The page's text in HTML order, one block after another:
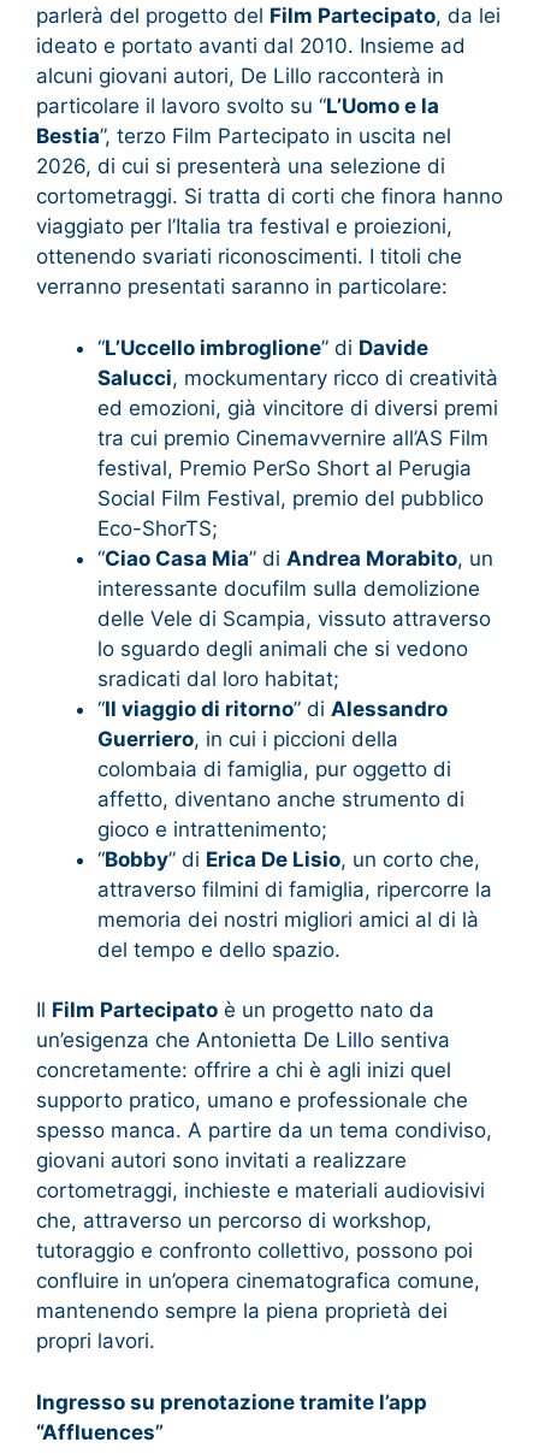
parlerà del progetto del Film Partecipato, da lei
ideato e portato avanti dal 2010. Insieme ad
alcuni giovani autori, De Lillo racconterà in
particolare il lavoro svolto su “L’Uomo e la
Bestia”, terzo Film Partecipato in uscita nel
2026, di cui si presenterà una selezione di
cortometraggi. Si tratta di corti che finora hanno
viaggiato per l’Italia tra festival e proiezioni,
ottenendo svariati riconoscimenti. I titoli che
verranno presentati saranno in particolare:
“L’Uccello imbroglione” di Davide
Salucci, mockumentary ricco di creatività
ed emozioni, già vincitore di diversi premi
tra cui premio Cinemavvernire all’AS Film
festival, Premio PerSo Short al Perugia
Social Film Festival, premio del pubblico
Eco-ShorTS;
“Ciao Casa Mia” di Andrea Morabito, un
interessante docufilm sulla demolizione
delle Vele di Scampia, vissuto attraverso
lo sguardo degli animali che si vedono
sradicati dal loro habitat;
“Il viaggio di ritorno” di Alessandro
Guerriero, in cui i piccioni della
colombaia di famiglia, pur oggetto di
affetto, diventano anche strumento di
gioco e intrattenimento;
“Bobby” di Erica De Lisio, un corto che,
attraverso filmini di famiglia, ripercorre la
memoria dei nostri migliori amici al di là
del tempo e dello spazio.
Il Film Partecipato è un progetto nato da
un’esigenza che Antonietta De Lillo sentiva
concretamente: offrire a chi è agli inizi quel
supporto pratico, umano e professionale che
spesso manca. A partire da un tema condiviso,
giovani autori sono invitati a realizzare
cortometraggi, inchieste e materiali audiovisivi
che, attraverso un percorso di workshop,
tutoraggio e confronto collettivo, possono poi
confluire in un’opera cinematografica comune,
mantenendo sempre la piena proprietà dei
propri lavori.
Ingresso su prenotazione tramite l’app
“Affluences”